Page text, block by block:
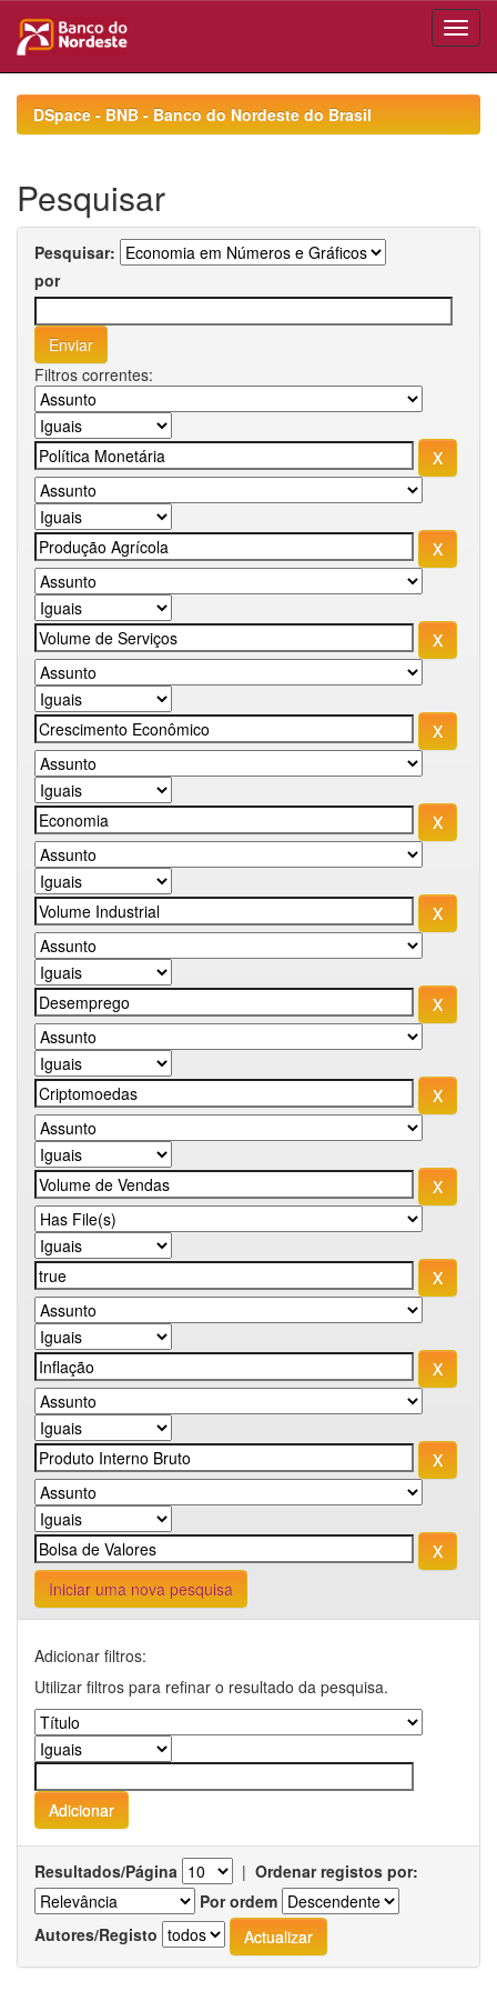
navigationDSpace - BNB - Banco do Nordeste do Brasil
Pesquisar
Pesquisar:
por
Filtros correntes:
Iniciar uma nova pesquisa
Adicionar filtros:
Utilizar filtros para refinar o resultado da pesquisa.
Resultados/Página | Ordenar registos por:
Por ordem
Autores/Registo